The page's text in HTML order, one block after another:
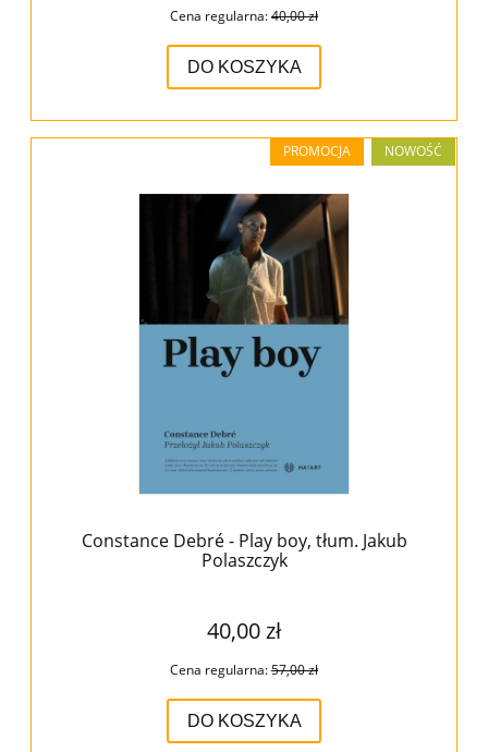
Cena regularna:40,00 zł
DO KOSZYKA
Constance Debré - Play boy, tłum. Jakub
Polaszczyk
40,00 zł
Cena regularna:57,00 zł
DO KOSZYKA
PROMOCJA NOWOŚĆ